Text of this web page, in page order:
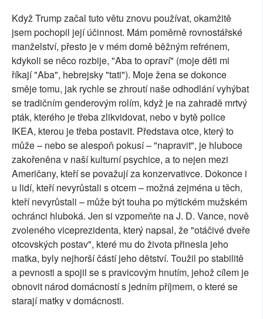
Když Trump začal tuto větu znovu používat, okamžitě
jsem pochopil její účinnost. Mám poměrně rovnostářské
manželství, přesto je v mém domě běžným refrénem,
kdykoli se něco rozbije, "Aba to opraví" (moje děti mi
říkají "Aba", hebrejsky "tati"). Moje žena se dokonce
směje tomu, jak rychle se zhroutí naše odhodlání vyhýbat
se tradičním genderovým rolím, když je na zahradě mrtvý
pták, kterého je třeba zlikvidovat, nebo v bytě police
IKEA, kterou je třeba postavit. Představa otce, který to
může – nebo se alespoň pokusí – "napravit", je hluboce
zakořeněna v naší kulturní psychice, a to nejen mezi
Američany, kteří se považují za konzervativce. Dokonce i
u lidí, kteří nevyrůstali s otcem – možná zejména u těch,
kteří nevyrůstali – může být touha po mýtickém mužském
ochránci hluboká. Jen si vzpomeňte na J. D. Vance, nově
zvoleného viceprezidenta, který napsal, že "otáčivé dveře
otcovských postav", které mu do života přinesla jeho
matka, byly nejhorší částí jeho dětství. Toužil po stabilitě
a pevnosti a spojil se s pravicovým hnutím, jehož cílem je
obnovit národ domácností s jedním příjmem, o které se
starají matky v domácnosti.